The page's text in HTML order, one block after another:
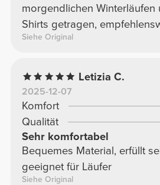
morgendlichen Winterläufen
Shirts getragen,
Siehe Original
Letizia C.
2025-12-07
Komfort
Qualität
Sehr komfortabel
Bequemes Material, erfüllt
geeignet für Läufer
Siehe Original